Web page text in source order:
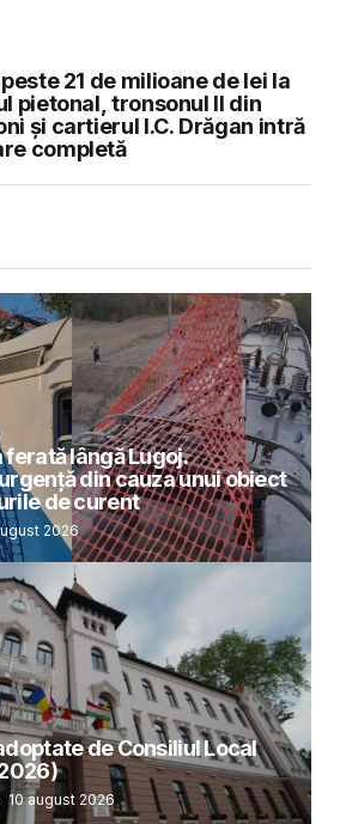
21 de milioane de lei la
pietonal, tronsonul II din
și cartierul I.C. Drăgan intră
completă
lângă Lugoj.
din cauza unui obiect
de curent
2026
de Consiliul Local
10 august 2026